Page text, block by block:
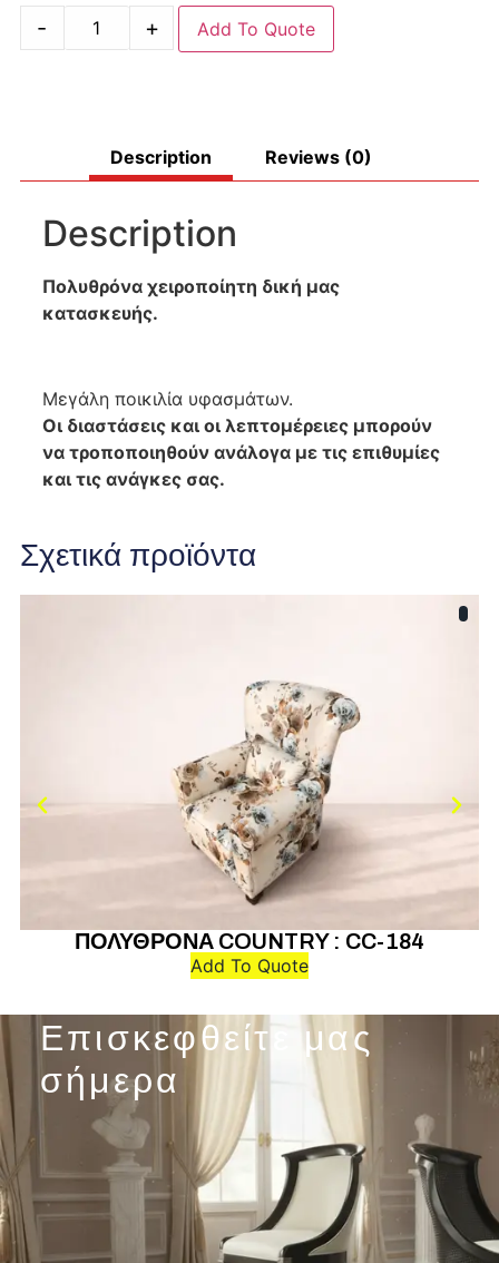
- + Add To Quote
Description Reviews (0)
Description
Πολυθρόνα χειροποίητη δική μας
κατασκευής.
Μεγάλη ποικιλία υφασμάτων.
Οι διαστάσεις και οι λεπτομέρειες μπορούν
να τροποποιηθούν ανάλογα με τις επιθυμίες
και τις ανάγκες σας.
Σχετικά προϊόντα
ΠΟΛΥΘΡΟΝΑ COUNTRY : CC-184
Add To Quote
Επισκεφθείτε μας
σήμερα